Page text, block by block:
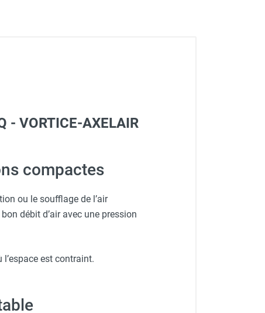
VORTICE-AXELAIR
compactes
ou le soufflage de l’air
débit d’air avec une pression
est contraint.